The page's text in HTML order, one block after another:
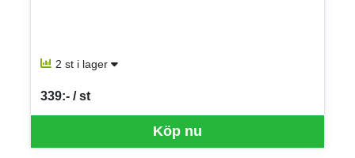
2 st i lager
Köp nu
339:- / st
SEK per ST